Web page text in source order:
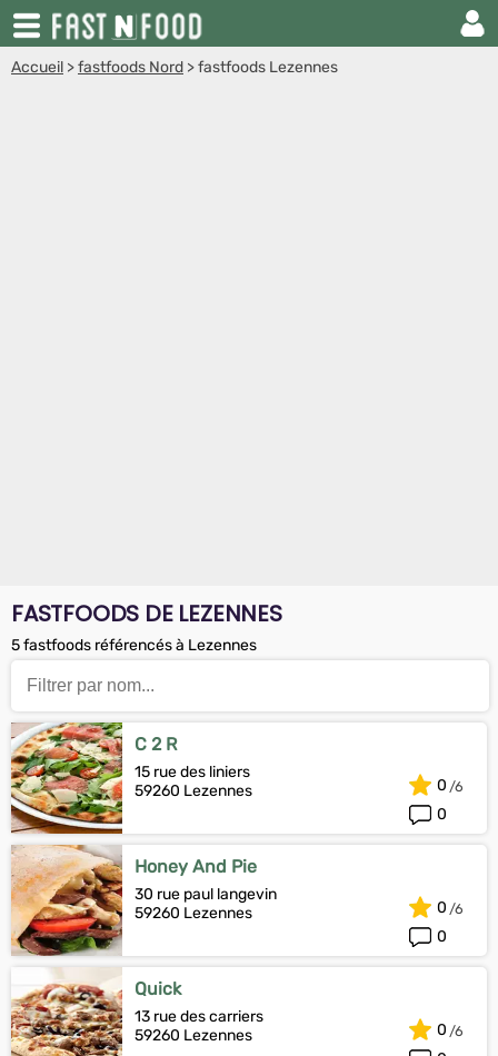
Accueil >fastfoods Nord >fastfoods Lezennes
FASTFOODS DE LEZENNES
5 fastfoods référencés à Lezennes
C 2 R
15 rue des liniers
59260 Lezennes
0
0
Honey And Pie
30 rue paul langevin
59260 Lezennes
0
0
Quick
13 rue des carriers
59260 Lezennes
0